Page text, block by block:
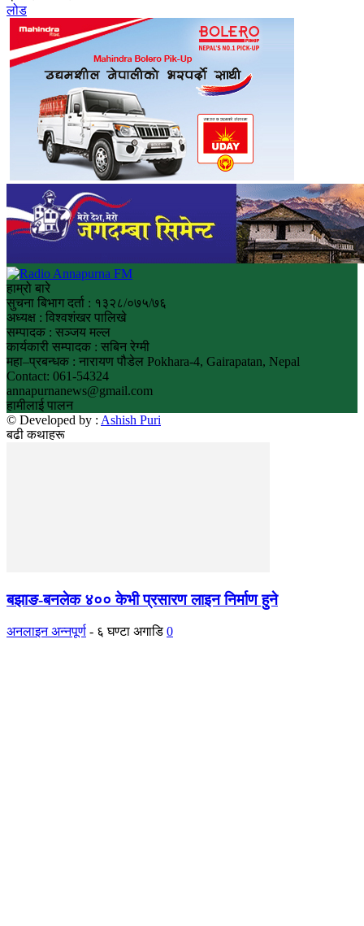
लोड
हाम्रो बारे
सुचना बिभाग दर्ता : १३२८/०७५/७६
अध्यक्ष : विश्वशंखर पालिखे
सम्पादक : सञ्जय मल्ल
कार्यकारी सम्पादक : सबिन रेग्मी
महा–प्रबन्धक : नारायण पौडेल Pokhara-4, Gairapatan, Nepal
Contact: 061-54324
annapurnanews@gmail.com
हामीलाई पालन
© Developed by : Ashish Puri
बढी कथाहरू
बझाङ-बनलेक ४०० केभी प्रसारण लाइन निर्माण हुने
अनलाइन अन्नपूर्ण - ६ घण्टा अगाडि 0